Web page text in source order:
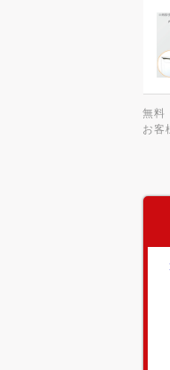
無料
お客